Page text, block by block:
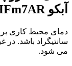
آبکو SHFm7AR
سانتیگراد باشد.
می شود.